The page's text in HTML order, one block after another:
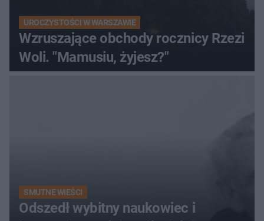
UROCZYSTOŚCI W WARSZAWIE
Wzruszające obchody rocznicy Rzezi
Woli. "Mamusiu, żyjesz?"
SMUTNE WIEŚCI
Odszedł wybitny naukowiec i